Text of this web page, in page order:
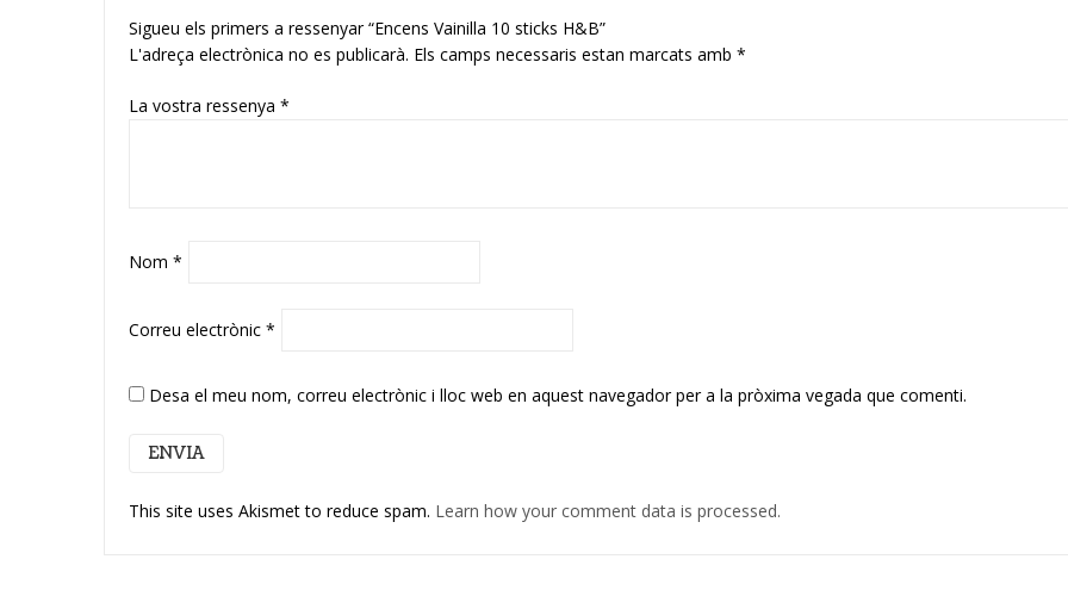
Sigueu els primers a ressenyar “Encens Vainilla 10 sticks H&B”
L'adreça electrònica no es publicarà. Els camps necessaris estan marcats amb *
La vostra ressenya *
Nom *
Correu electrònic *
Desa el meu nom, correu electrònic i lloc web en aquest navegador per a la pròxima vegada que comenti.
This site uses Akismet to reduce spam. Learn how your comment data is processed.